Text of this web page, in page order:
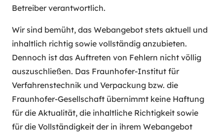
Betreiber verantwortlich.
Wir sind bemüht, das Webangebot stets aktuell und
inhaltlich richtig sowie vollständig anzubieten.
Dennoch ist das Auftreten von Fehlern nicht völlig
auszuschließen. Das Fraunhofer-Institut für
Verfahrenstechnik und Verpackung bzw. die
Fraunhofer-Gesellschaft übernimmt keine Haftung
für die Aktualität, die inhaltliche Richtigkeit sowie
für die Vollständigkeit der in ihrem Webangebot